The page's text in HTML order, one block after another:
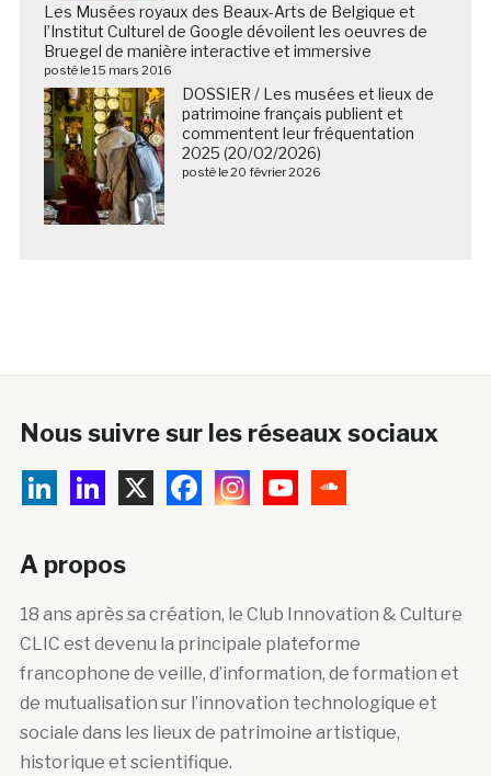
Les Musées royaux des Beaux-Arts de Belgique et
l’Institut Culturel de Google dévoilent les oeuvres de
Bruegel de manière interactive et immersive
posté le 15 mars 2016
DOSSIER / Les musées et lieux de
patrimoine français publient et
commentent leur fréquentation
2025 (20/02/2026)
posté le 20 février 2026
Nous suivre sur les réseaux sociaux
A propos
18 ans après sa création, le Club Innovation & Culture
CLIC est devenu la principale plateforme
francophone de veille, d’information, de formation et
de mutualisation sur l’innovation technologique et
sociale dans les lieux de patrimoine artistique,
historique et scientifique.